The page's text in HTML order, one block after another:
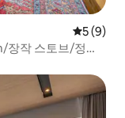
평점 5점
5 (9)
장작 스토브/정원